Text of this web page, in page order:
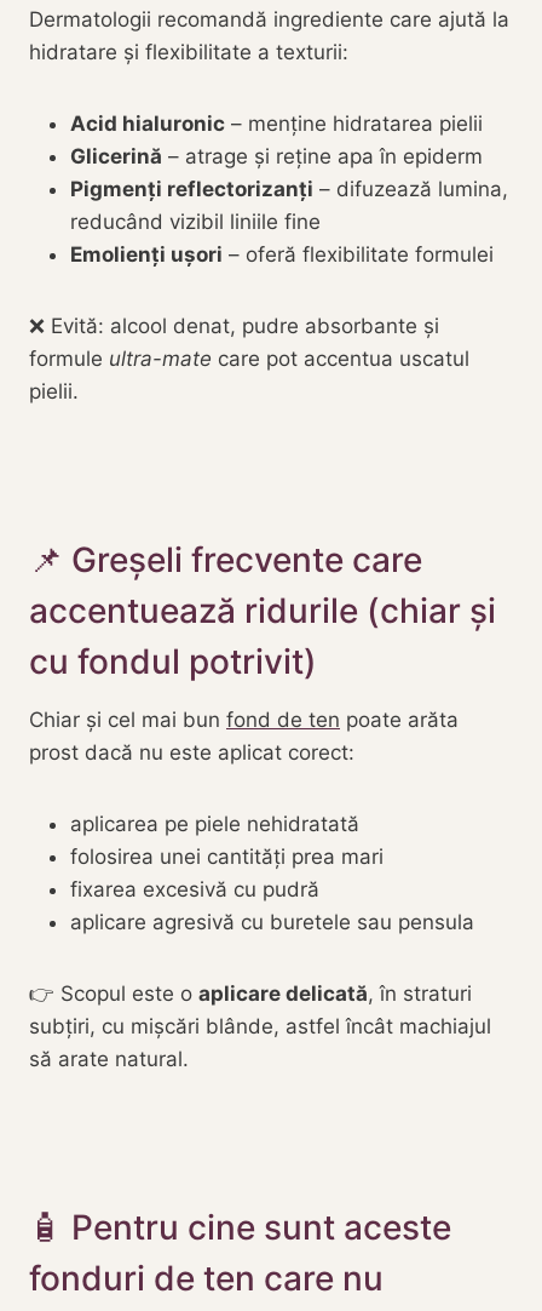
Dermatologii recomandă ingrediente care ajută la
hidratare și flexibilitate a texturii:
Acid hialuronic – menține hidratarea pielii
Glicerină – atrage și reține apa în epiderm
Pigmenți reflectorizanți – difuzează lumina,
reducând vizibil liniile fine
Emolienți ușori – oferă flexibilitate formulei
❌ Evită: alcool denat, pudre absorbante și
formule ultra-mate care pot accentua uscatul
pielii.
📌 Greșeli frecvente care
accentuează ridurile (chiar și
cu fondul potrivit)
Chiar și cel mai bun fond de ten poate arăta
prost dacă nu este aplicat corect:
aplicarea pe piele nehidratată
folosirea unei cantități prea mari
fixarea excesivă cu pudră
aplicare agresivă cu buretele sau pensula
👉 Scopul este o aplicare delicată, în straturi
subțiri, cu mișcări blânde, astfel încât machiajul
să arate natural.
🧴 Pentru cine sunt aceste
fonduri de ten care nu